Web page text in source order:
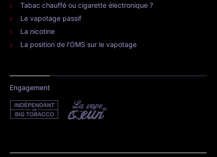
Tabac chauffé ou cigarette électronique ?
Le vapotage passif
La nicotine
La position de l’OMS sur le vapotage
Engagement